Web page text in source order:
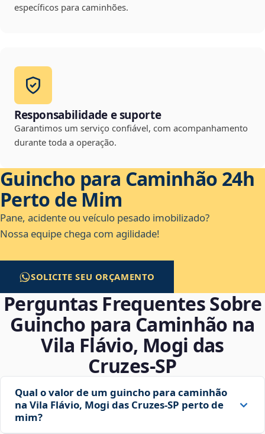
específicos para caminhões.
Responsabilidade e suporte
Garantimos um serviço confiável, com acompanhamento
durante toda a operação.
Guincho para Caminhão 24h
Perto de Mim
Pane, acidente ou veículo pesado imobilizado?
Nossa equipe chega com agilidade!
SOLICITE SEU ORÇAMENTO
Perguntas Frequentes Sobre
Guincho para Caminhão na
Vila Flávio, Mogi das
Cruzes‑SP
Qual o valor de um guincho para caminhão
na Vila Flávio, Mogi das Cruzes‑SP perto de
mim?